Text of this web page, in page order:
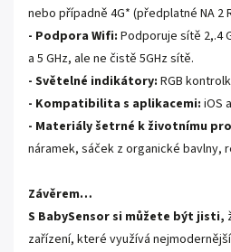
nebo případně 4G* (předplatné NA 2
- Podpora Wifi: Podporuje sítě 2,.4
a 5 GHz, ale ne čistě 5GHz sítě.
- Světelné indikátory: RGB
- Kompatibilita s aplikacemi: iOS
- Materiály šetrné k životnímu
náramek, sáček z organické bavlny,
Závěrem…
S BabySensor si můžete být jisti,
zařízení, které využívá